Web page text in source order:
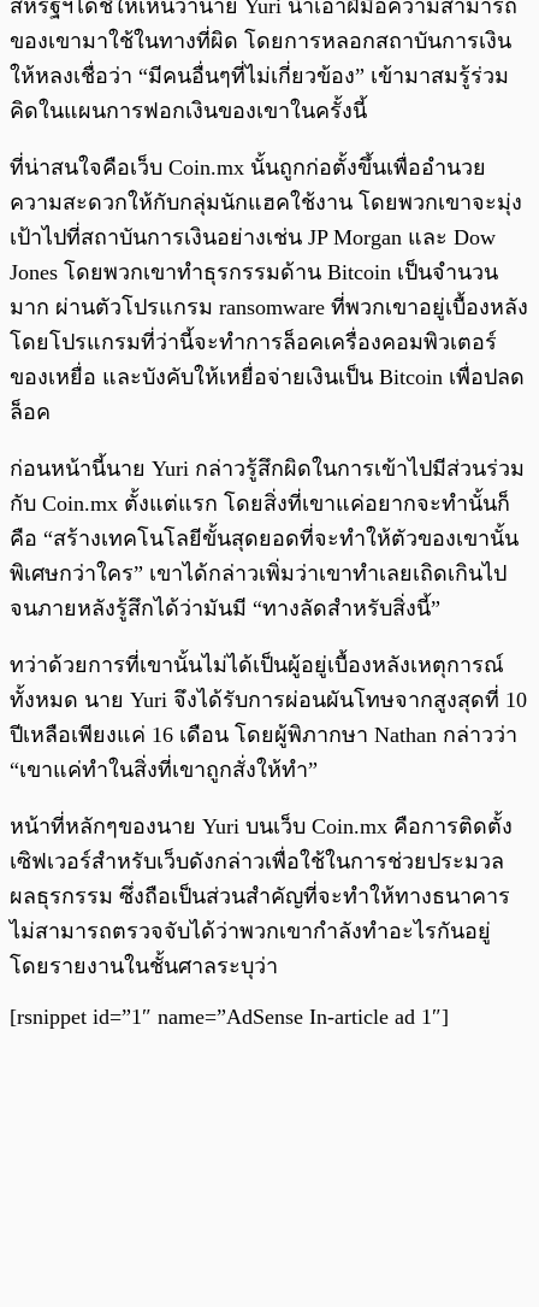
สหรัฐฯได้ชี้ให้เห็นว่านาย Yuri นำเอาฝีมือความสามารถ
ของเขามาใช้ในทางที่ผิด โดยการหลอกสถาบันการเงิน
ให้หลงเชื่อว่า “มีคนอื่นๆที่ไม่เกี่ยวข้อง” เข้ามาสมรู้ร่วม
คิดในแผนการฟอกเงินของเขาในครั้งนี้
ที่น่าสนใจคือเว็บ Coin.mx นั้นถูกก่อตั้งขึ้นเพื่ออำนวย
ความสะดวกให้กับกลุ่มนักแฮคใช้งาน โดยพวกเขาจะมุ่ง
เป้าไปที่สถาบันการเงินอย่างเช่น JP Morgan และ Dow
Jones โดยพวกเขาทำธุรกรรมด้าน Bitcoin เป็นจำนวน
มาก ผ่านตัวโปรแกรม ransomware ที่พวกเขาอยู่เบื้องหลัง
โดยโปรแกรมที่ว่านี้จะทำการล็อคเครื่องคอมพิวเตอร์
ของเหยื่อ และบังคับให้เหยื่อจ่ายเงินเป็น Bitcoin เพื่อปลด
ล็อค
ก่อนหน้านี้นาย Yuri กล่าวรู้สึกผิดในการเข้าไปมีส่วนร่วม
กับ Coin.mx ตั้งแต่แรก โดยสิ่งที่เขาแค่อยากจะทำนั้นก็
คือ “สร้างเทคโนโลยีขั้นสุดยอดที่จะทำให้ตัวของเขานั้น
พิเศษกว่าใคร” เขาได้กล่าวเพิ่มว่าเขาทำเลยเถิดเกินไป
จนภายหลังรู้สึกได้ว่ามันมี “ทางลัดสำหรับสิ่งนี้”
ทว่าด้วยการที่เขานั้นไม่ได้เป็นผู้อยู่เบื้องหลังเหตุการณ์
ทั้งหมด นาย Yuri จึงได้รับการผ่อนผันโทษจากสูงสุดที่ 10
ปีเหลือเพียงแค่ 16 เดือน โดยผู้พิภากษา Nathan กล่าวว่า
“เขาแค่ทำในสิ่งที่เขาถูกสั่งให้ทำ”
หน้าที่หลักๆของนาย Yuri บนเว็บ Coin.mx คือการติดตั้ง
เซิฟเวอร์สำหรับเว็บดังกล่าวเพื่อใช้ในการช่วยประมวล
ผลธุรกรรม ซึ่งถือเป็นส่วนสำคัญที่จะทำให้ทางธนาคาร
ไม่สามารถตรวจจับได้ว่าพวกเขากำลังทำอะไรกันอยู่
โดยรายงานในชั้นศาลระบุว่า
[rsnippet id=”1″ name=”AdSense In-article ad 1″]